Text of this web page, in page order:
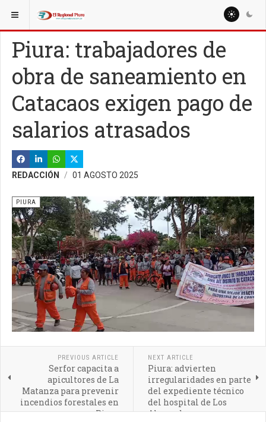
ESTÁ AQUÍ: REGIÓN PIURA
Piura: trabajadores de
obra de saneamiento en
Catacaos exigen pago de
salarios atrasados
REDACCIÓN 01 AGOSTO 2025
PIURA
PREVIOUS ARTICLE
Serfor capacita a
apicultores de La
Matanza para prevenir
incendios forestales en
Piura
NEXT ARTICLE
Piura: advierten
irregularidades en parte
del expediente técnico
del hospital de Los
Algarrobos